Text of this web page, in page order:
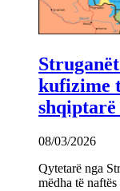
kufizime
08/03/2026
Qytetarë nga
mëdha të